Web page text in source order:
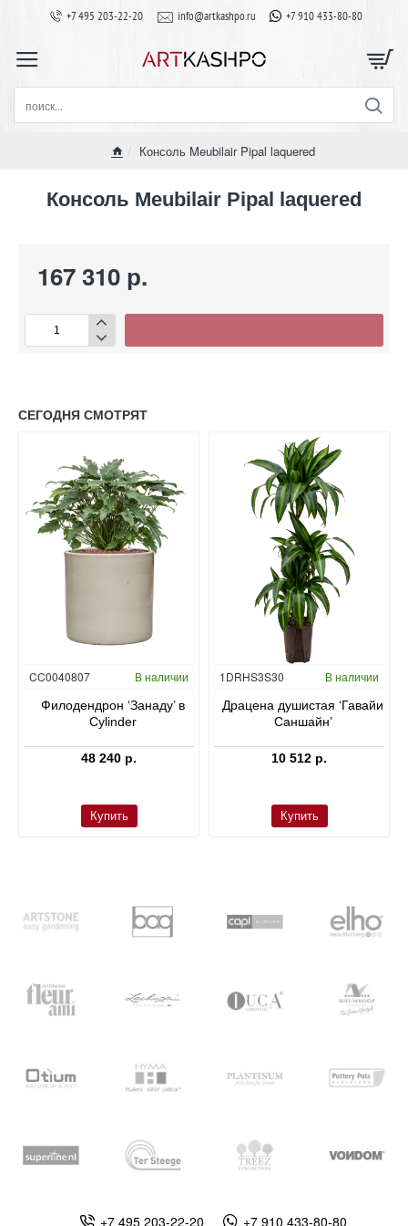
+7 495 203-22-20 info@artkashpo.ru +7 910 433-80-80
поиск...
Консоль Meubilair Pipal laquered
Консоль Meubilair Pipal laquered
167 310 р.
СЕГОДНЯ СМОТРЯТ
CC0040807 В наличии
Филодендрон ‘Занаду’ в
Cylinder
48 240 р.
Купить
Гидропоника
1DRHS3S30 В наличии
Драцена душистая ‘Гавайи
Саншайн’
10 512 р.
Купить
+7 495 203-22-20 +7 910 433-80-80